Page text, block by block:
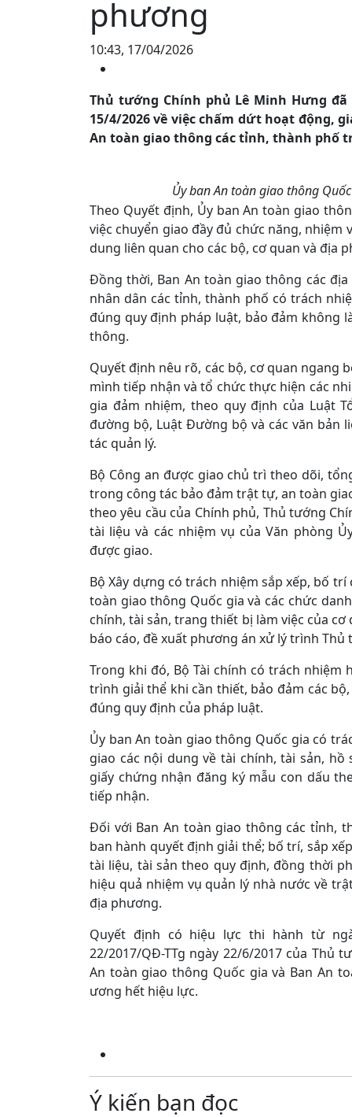
phương
10:43, 17/04/2026
Thủ tướng Chính phủ Lê Minh Hưng đã
15/4/2026 về việc chấm dứt hoạt động,
An toàn giao thông các tỉnh, thành phố
Ủy ban An toàn giao thông
Theo Quyết định, Ủy ban An toàn giao
việc chuyển giao đầy đủ chức năng, nhiệm
dung liên quan cho các bộ, cơ quan và địa
Đồng thời, Ban An toàn giao thông các
nhân dân các tỉnh, thành phố có trách
đúng quy định pháp luật, bảo đảm không
thông.
Quyết định nêu rõ, các bộ, cơ quan ngang
mình tiếp nhận và tổ chức thực hiện các
gia đảm nhiệm, theo quy định của Luật
đường bộ, Luật Đường bộ và các văn bản
tác quản lý.
Bộ Công an được giao chủ trì theo dõi,
trong công tác bảo đảm trật tự, an toàn
theo yêu cầu của Chính phủ, Thủ tướng
tài liệu và các nhiệm vụ của Văn phòng
được giao.
Bộ Xây dựng có trách nhiệm sắp xếp, bố
toàn giao thông Quốc gia và các chức
chính, tài sản, trang thiết bị làm việc của
báo cáo, đề xuất phương án xử lý trình
Trong khi đó, Bộ Tài chính có trách
trình giải thể khi cần thiết, bảo đảm các
đúng quy định của pháp luật.
Ủy ban An toàn giao thông Quốc gia có
giao các nội dung về tài chính, tài sản,
giấy chứng nhận đăng ký mẫu con dấu
tiếp nhận.
Đối với Ban An toàn giao thông các tỉnh,
ban hành quyết định giải thể; bố trí, sắp
tài liệu, tài sản theo quy định, đồng thời
hiệu quả nhiệm vụ quản lý nhà nước về
địa phương.
Quyết định có hiệu lực thi hành từ
22/2017/QĐ-TTg ngày 22/6/2017 của Thủ
An toàn giao thông Quốc gia và Ban An
ương hết hiệu lực.
Ý kiến bạn đọc